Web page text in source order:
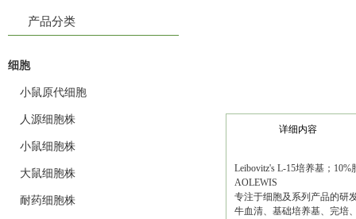
产品分类
细胞
小鼠原代细胞
人源细胞株
小鼠细胞株
大鼠细胞株
耐药细胞株
详细内容
Leibovitz's L-15培养基；
AOLEWIS
专注于细胞及系列产品的研
牛血清、基础培养基、完培